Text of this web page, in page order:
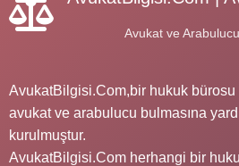
Avukat ve
AvukatBilgisi.Com,bir hukuk bürosu
avukat ve arabulucu bulmasına
kurulmuştur.
AvukatBilgisi.Com herhangi bir